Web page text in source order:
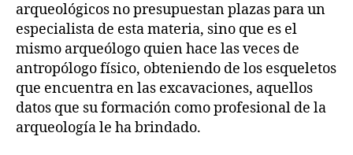
arqueológicos no presupuestan plazas para un
especialista de esta materia, sino que es el
mismo arqueólogo quien hace las veces de
antropólogo físico, obteniendo de los esqueletos
que encuentra en las excavaciones, aquellos
datos que su formación como profesional de la
arqueología le ha brindado.